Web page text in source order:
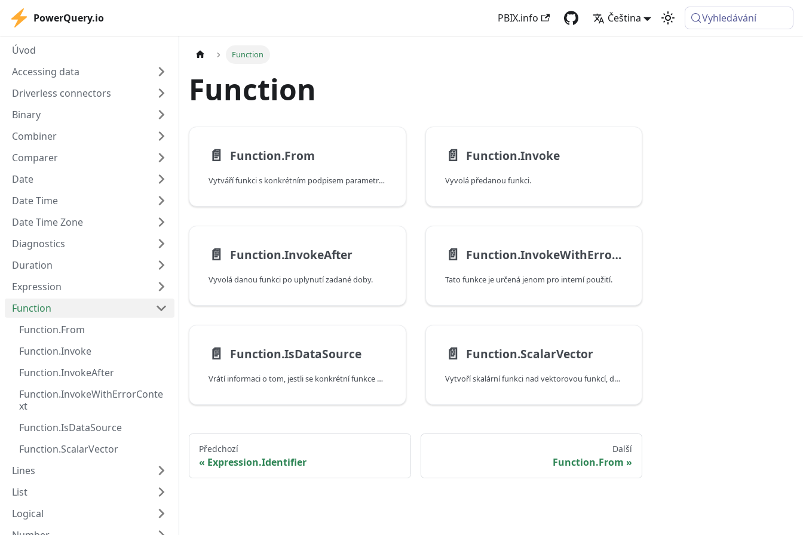
PowerQuery.io PBIX.info Čeština Vyhledávání
Úvod
Accessing data
Driverless connectors
Binary
Combiner
Comparer
Date
Date Time
Date Time Zone
Diagnostics
Duration
Expression
Function
Function.From
Function.Invoke
Function.InvokeAfter
Function.InvokeWithErrorConte
xt
Function.IsDataSource
Function.ScalarVector
Lines
List
Logical
Function
Function
📄️ Function.From
Vytváří funkci s konkrétním podpisem parametru nad funkcí, která přijímá jeden argument typu seznam.
📄️ Function.Invoke
Vyvolá předanou funkci.
📄️ Function.InvokeAfter
Vyvolá danou funkci po uplynutí zadané doby.
📄️ Function.InvokeWithErrorContext
Tato funkce je určená jenom pro interní použití.
📄️ Function.IsDataSource
Vrátí informaci o tom, jestli se konkrétní funkce považuje za zdroj dat, nebo ne.
📄️ Function.ScalarVector
Vytvoří skalární funkci nad vektorovou funkcí, dávkuje se více volání.
Předchozí
Expression.Identifier
Další
Function.From